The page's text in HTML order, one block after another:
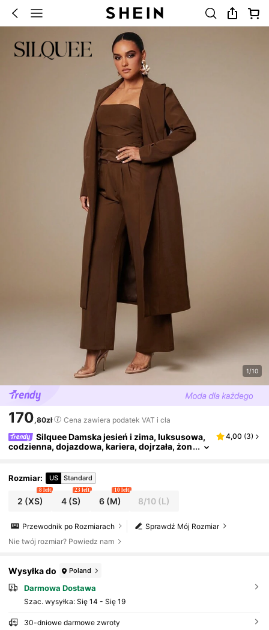
1/10
170,80zł Cena zawiera podatek VAT i cła
Silquee Damska jesień i zima, luksusowa,
codzienna, dojazdowa, kariera, dojrzała, żon
zeciwzmarszczkowy, twill, brytyjski płaszcz ran
dkowy dla dużej kobiety, Święto Dziękczynienia,
Boże Narodzenie, Sylwester
4,00 (3)
Rozmiar: US Standard
2 (XS)
8 left
4(S)
23 left
6(M)
10 left
8/10 (L)
Sprawdź Mój Rozmiar
Przewodnik po Rozmiarach
Nie twój rozmiar? Powiedz nam
Wysyłka do Poland
Darmowa Dostawa
Szac. wysyłka: Się 14 - Się 19
30-dniowe darmowe zwroty